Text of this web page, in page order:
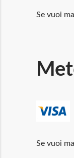
Se vuoi
Se vuoi